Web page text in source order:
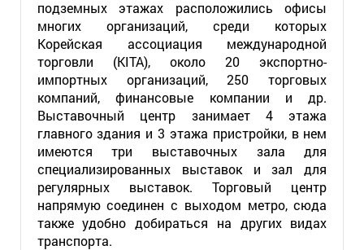
подземных этажах расположились офисы
многих организаций, среди которых
Корейская ассоциация международной
торговли (KITA), около 20 экспортно-
импортных организаций, 250 торговых
компаний, финансовые компании и др.
Выставочный центр занимает 4 этажа
главного здания и 3 этажа пристройки, в нем
имеются три выставочных зала для
специализированных выставок и зал для
регулярных выставок. Торговый центр
напрямую соединен с выходом метро, сюда
также удобно добираться на других видах
транспорта.